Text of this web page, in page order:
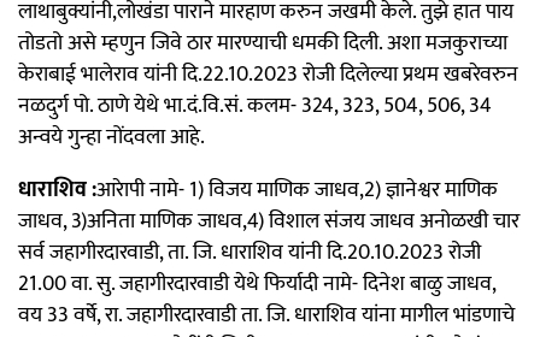
लाथाबुक्यांनी,लोखंडा पाराने मारहाण करुन जखमी केले. तुझे हात पाय
तोडतो असे म्हणुन जिवे ठार मारण्याची धमकी दिली. अशा मजकुराच्या
केराबाई भालेराव यांनी दि.22.10.2023 रोजी दिलेल्या प्रथम खबरेवरुन
नळदुर्ग पो. ठाणे येथे भा.दं.वि.सं. कलम- 324, 323, 504, 506, 34
अन्वये गुन्हा नोंदवला आहे.
धाराशिव :आरेापी नामे- 1) विजय माणिक जाधव,2) ज्ञानेश्वर माणिक
जाधव, 3)अनिता माणिक जाधव,4) विशाल संजय जाधव अनोळखी चार
सर्व जहागीरदारवाडी, ता. जि. धाराशिव यांनी दि.20.10.2023 रोजी
21.00 वा. सु. जहागीरदारवाडी येथे फिर्यादी नामे- दिनेश बाळु जाधव,
वय 33 वर्षे, रा. जहागीरदारवाडी ता. जि. धाराशिव यांना मागील भांडणाचे